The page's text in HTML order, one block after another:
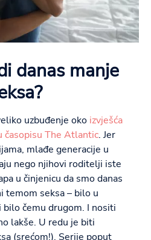
danas manje
uzbuđenje oko izvješća
časopisu The Atlantic. Jer
mlađe generacije u
nego njihovi roditelji iste
u činjenicu da smo danas
temom seksa – bilo u
čemu drugom. I nositi
lakše. U redu je biti
(srećom!). Serije poput